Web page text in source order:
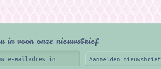
in voor onze nieuwsbrief
Aanmelden nieuwsbrief